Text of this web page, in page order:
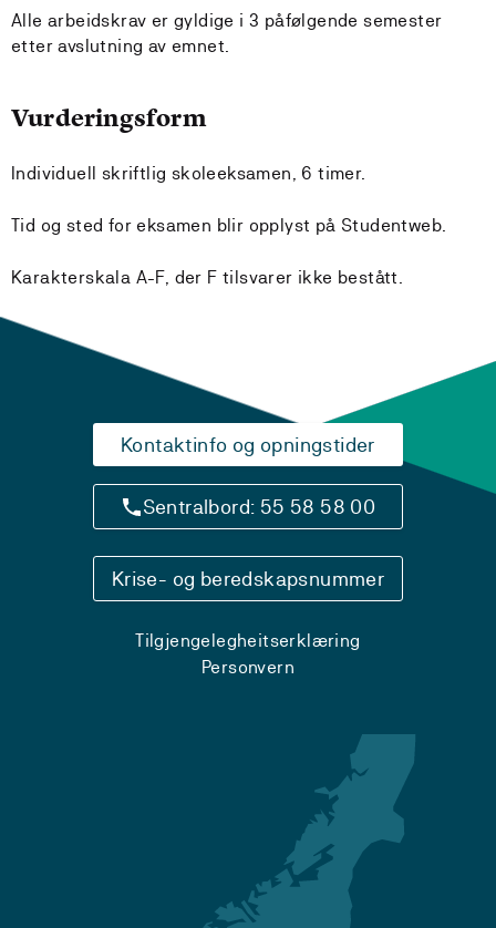
Alle arbeidskrav er gyldige i 3 påfølgende semester
etter avslutning av emnet.
Vurderingsform
Individuell skriftlig skoleeksamen, 6 timer.
Tid og sted for eksamen blir opplyst på Studentweb.
Karakterskala A-F, der F tilsvarer ikke bestått.
Kontaktinfo og opningstider
Sentralbord: 55 58 58 00
Krise- og beredskapsnummer
Tilgjengelegheitserklæring
Personvern